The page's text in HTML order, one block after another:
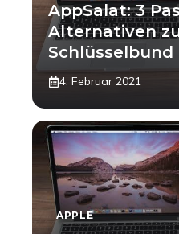
AppSalat: 3
Alternativen
Schlüsselbund
4. Februar 2021
APPLE